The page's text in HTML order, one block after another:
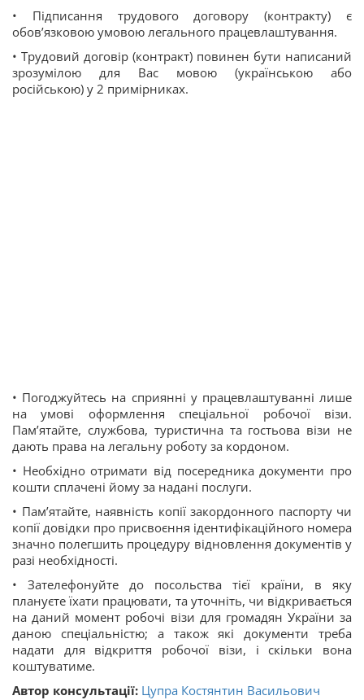
• Підписання трудового договору (контракту) є
обов’язковою умовою легального працевлаштування.
• Трудовий договір (контракт) повинен бути написаний
зрозумілою для Вас мовою (українською або
російською) у 2 примірниках.
• Погоджуйтесь на сприянні у працевлаштуванні лише
на умові оформлення спеціальної робочої візи.
Пам’ятайте, службова, туристична та гостьова візи не
дають права на легальну роботу за кордоном.
• Необхідно отримати від посередника документи про
кошти сплачені йому за надані послуги.
• Пам’ятайте, наявність копії закордонного паспорту чи
копії довідки про присвоєння ідентифікаційного номера
значно полегшить процедуру відновлення документів у
разі необхідності.
• Зателефонуйте до посольства тієї країни, в яку
плануєте їхати працювати, та уточніть, чи відкривається
на даний момент робочі візи для громадян України за
даною спеціальністю; а також які документи треба
надати для відкриття робочої візи, і скільки вона
коштуватиме.
Автор консультації: Цупра Костянтин Васильович